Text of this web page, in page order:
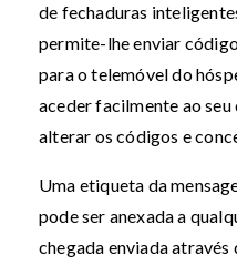
de fechaduras
permite-lhe enviar
para o telemóvel do
aceder facilmente ao
alterar os códigos e
Uma etiqueta da
pode ser anexada a
chegada enviada através